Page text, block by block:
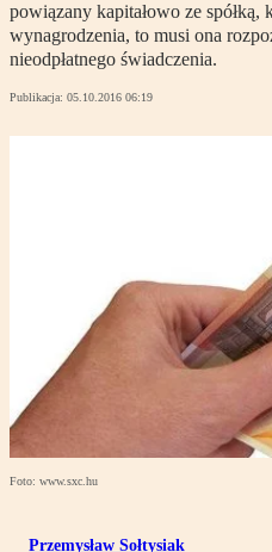
powiązany kapitałowo ze spółką,
wynagrodzenia, to musi ona
nieodpłatnego świadczenia.
Publikacja: 05.10.2016 06:19
Foto: www.sxc.hu
Przemysław Sołtysiak